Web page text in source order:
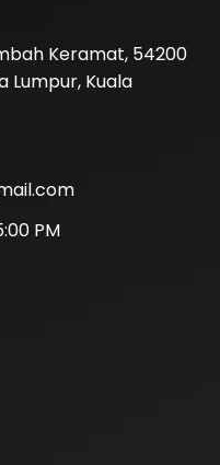
Keramat, 54200
Lumpur, Kuala
PM